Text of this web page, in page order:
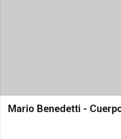
Mario Benedetti -